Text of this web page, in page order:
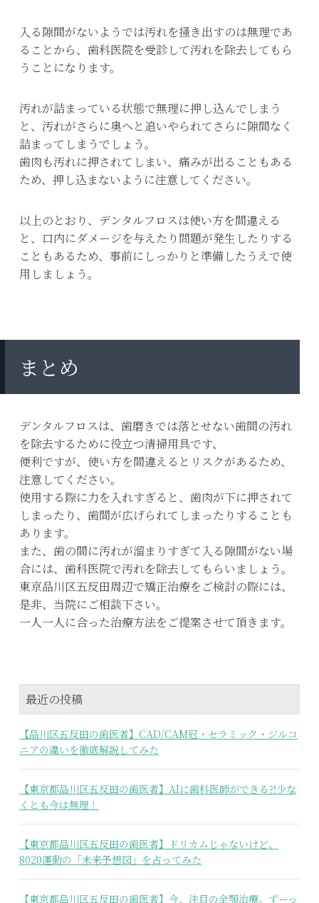
入る隙間がないようでは汚れを掻き出すのは無理であ
ることから、歯科医院を受診して汚れを除去してもら
うことになります。
汚れが詰まっている状態で無理に押し込んでしまう
と、汚れがさらに奥へと追いやられてさらに隙間なく
詰まってしまうでしょう。
歯肉も汚れに押されてしまい、痛みが出ることもある
ため、押し込まないように注意してください。
以上のとおり、デンタルフロスは使い方を間違える
と、口内にダメージを与えたり問題が発生したりする
こともあるため、事前にしっかりと準備したうえで使
用しましょう。
まとめ
デンタルフロスは、歯磨きでは落とせない歯間の汚れ
を除去するために役立つ清掃用具です、
便利ですが、使い方を間違えるとリスクがあるため、
注意してください。
使用する際に力を入れすぎると、歯肉が下に押されて
しまったり、歯間が広げられてしまったりすることも
あります。
また、歯の間に汚れが溜まりすぎて入る隙間がない場
合には、歯科医院で汚れを除去してもらいましょう。
東京品川区五反田周辺で矯正治療をご検討の際には、
是非、当院にご相談下さい。
一人一人に合った治療方法をご提案させて頂きます。
最近の投稿
【品川区五反田の歯医者】CAD/CAM冠・セラミック・ジルコ
ニアの違いを徹底解説してみた
【東京都品川区五反田の歯医者】AIに歯科医師ができる⁈少な
くとも今は無理！
【東京都品川区五反田の歯医者】ドリカムじゃないけど、
8020運動の「未来予想図」を占ってみた
【東京都品川区五反田の歯医者】今、注目の全顎治療。ずーっ